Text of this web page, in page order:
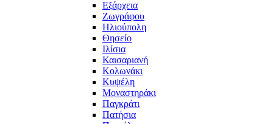
Εξάρχεια
Ζωγράφου
Ηλιούπολη
Θησείο
Ιλίσια
Καισαριανή
Κολωνάκι
Κυψέλη
Μοναστηράκι
Παγκράτι
Πατήσια